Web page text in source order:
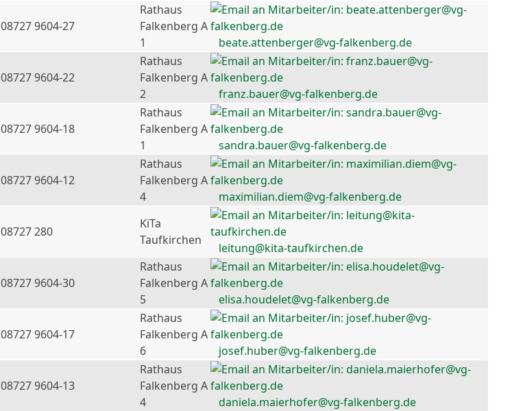
08727 9604-27
Rathaus
Falkenberg A
1
beate.attenberger@vg-falkenberg.de
08727 9604-22
Rathaus
Falkenberg A
2
franz.bauer@vg-falkenberg.de
08727 9604-18
Rathaus
Falkenberg A
1
sandra.bauer@vg-falkenberg.de
08727 9604-12
Rathaus
Falkenberg A
4
maximilian.diem@vg-falkenberg.de
08727 280
KiTa
Taufkirchen
leitung@kita-taufkirchen.de
08727 9604-30
Rathaus
Falkenberg A
5
elisa.houdelet@vg-falkenberg.de
08727 9604-17
Rathaus
Falkenberg A
6
josef.huber@vg-falkenberg.de
08727 9604-13
Rathaus
Falkenberg A
4
daniela.maierhofer@vg-falkenberg.de